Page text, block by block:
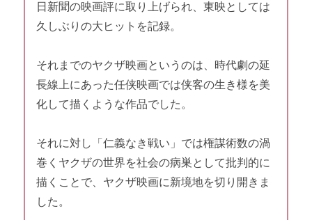
日新聞の映画評に取り上げられ、東映としては
久しぶりの大ヒットを記録。
それまでのヤクザ映画というのは、時代劇の延
長線上にあった任侠映画では侠客の生き様を美
化して描くような作品でした。
それに対し「仁義なき戦い」では権謀術数の渦
巻くヤクザの世界を社会の病巣として批判的に
描くことで、ヤクザ映画に新境地を切り開きま
した。